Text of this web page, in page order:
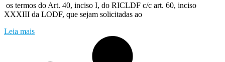
os termos do Art. 40, inciso I, do RICLDF c/c art. 60, inciso
XXXIII da LODF, que sejam solicitadas ao
Leia mais